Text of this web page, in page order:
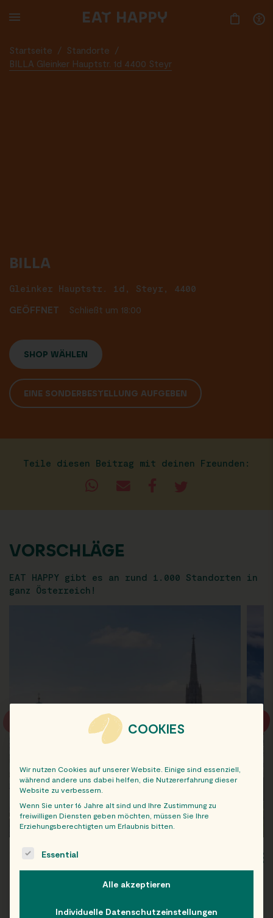
TO
Startseite / Standorte
/
BILLA Gleinker Hauptstr. 1d 4400 Steyr
BILLA
Gleinker Hauptstr. 1d, Steyr, 4400
GEÖFFNET
Schließt um 18:00
SHOP WÄHLEN
EINE SONDERBESTELLUNG AUFGEBEN
Teile diesen Beitrag mit deinen Freunden:
VORSCHLÄGE
EAT HAPPY gibt es an rund 1.000 Standorten in
ganz Österreich!
WIEN
COOKIES
Wir nutzen Cookies auf unserer Website. Einige sind essenziell,
während andere uns dabei helfen, die Nutzererfahrung dieser
Website zu verbessern.
Wenn Sie unter 16 Jahre alt sind und Ihre Zustimmung zu
freiwilligen Diensten geben möchten, müssen Sie Ihre
Erziehungsberechtigten um Erlaubnis bitten.
The following is a list of service groups for which consent
Essential
Alle akzeptieren
Individuelle Datenschutzeinstellungen